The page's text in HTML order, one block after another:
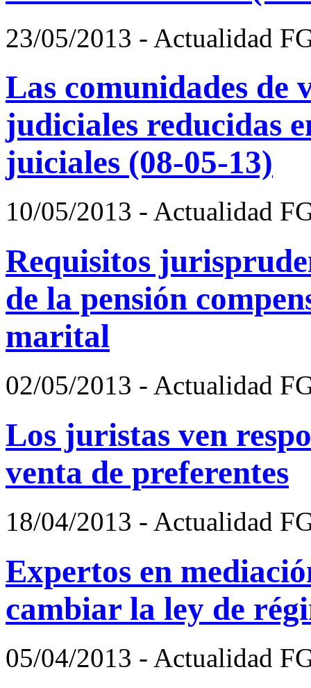
23/05/2013 - Actualidad
Las comunidades de
judiciales reducidas
juiciales (08-05-13)
10/05/2013 - Actualidad
Requisitos
de la pensión
marital
02/05/2013 - Actualidad
Los juristas ven
venta de preferentes
18/04/2013 - Actualidad
Expertos en
cambiar la ley de
05/04/2013 - Actualidad